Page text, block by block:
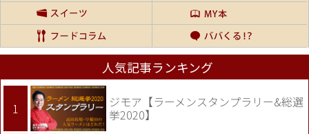
人気記事ランキング
ジモア【ラーメンスタンプラリー&総選
挙2020】